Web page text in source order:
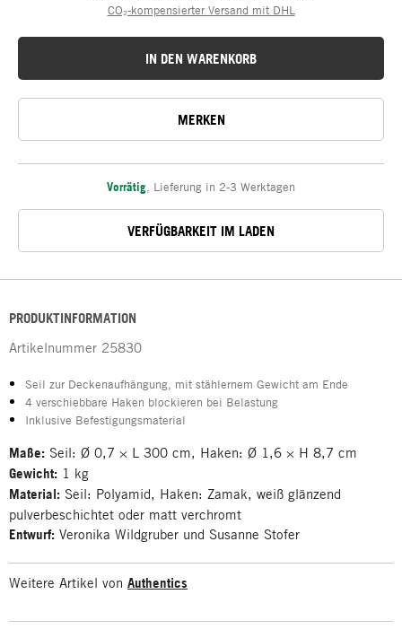
CO₂-kompensierter Versand mit DHL
IN DEN WARENKORB
MERKEN
Vorrätig Lieferung in 2-3 Werktagen
VERFÜGBARKEIT IM LADEN
PRODUKTINFORMATION
Artikelnummer 25830
Seil zur Deckenaufhängung, mit stählernem Gewicht am Ende
4 verschiebbare Haken blockieren bei Belastung
Inklusive Befestigungsmaterial
Maße: Seil: Ø 0,7 × L 300 cm, Haken: Ø 1,6 × H 8,7 cm
Gewicht: 1 kg
Material: Seil: Polyamid, Haken: Zamak, weiß glänzend
pulverbeschichtet oder matt verchromt
Entwurf: Veronika Wildgruber und Susanne Stofer
Weitere Artikel von Authentics